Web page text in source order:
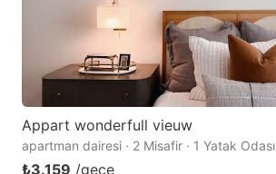
Appart wonderfull vieuw
apartman dairesi · 2 Misafir · 1 Yatak Odası
₺3.159 /gece